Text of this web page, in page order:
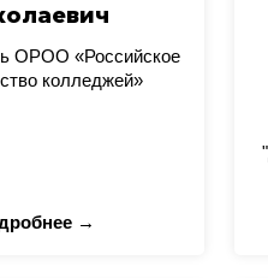
ОРОО «Российское
колледжей»
→